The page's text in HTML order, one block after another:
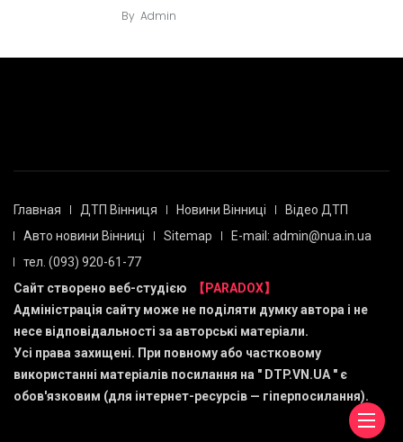
By Admin
Главная ДТП Вінниця Новини Вінниці
Відео ДТП
Авто новини Вінниці
Sitemap
E-mail: admin@nua.in.ua
тел. (093) 920-61-77
Сайт створено веб-студією
【PARADOX】
Адміністрація сайту може не поділяти думку автора і не
несе відповідальності за авторські матеріали.
Усі права захищені. При повному або частковому
використанні матеріалів посилання на " DTP.VN.UA " є
обов'язковим (для інтернет-ресурсів — гіперпосилання).